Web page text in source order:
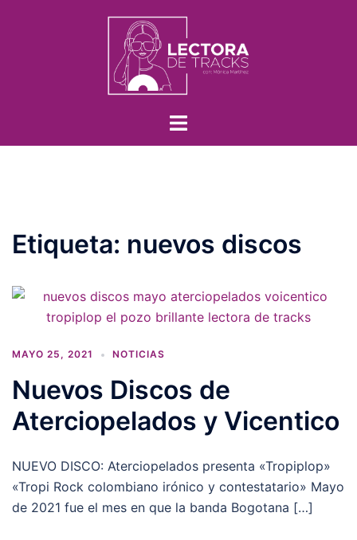
Etiqueta: nuevos discos
MAYO 25, 2021 NOTICIAS
Nuevos Discos de
Aterciopelados y Vicentico
NUEVO DISCO: Aterciopelados presenta «Tropiplop»
«Tropi Rock colombiano irónico y contestatario» Mayo
de 2021 fue el mes en que la banda Bogotana […]